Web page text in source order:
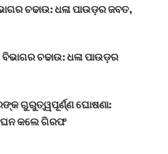
ଚଢାଉ: ଧଳା ପାଉଡ଼ର ଜବତ,
ବିଭାଗର ଚଢାଉ: ଧଳା ପାଉଡ଼ର
ଗୁରୁତ୍ୱପୂର୍ଣ୍ଣ ଘୋଷଣା:
କଲେ ଗିରଫ